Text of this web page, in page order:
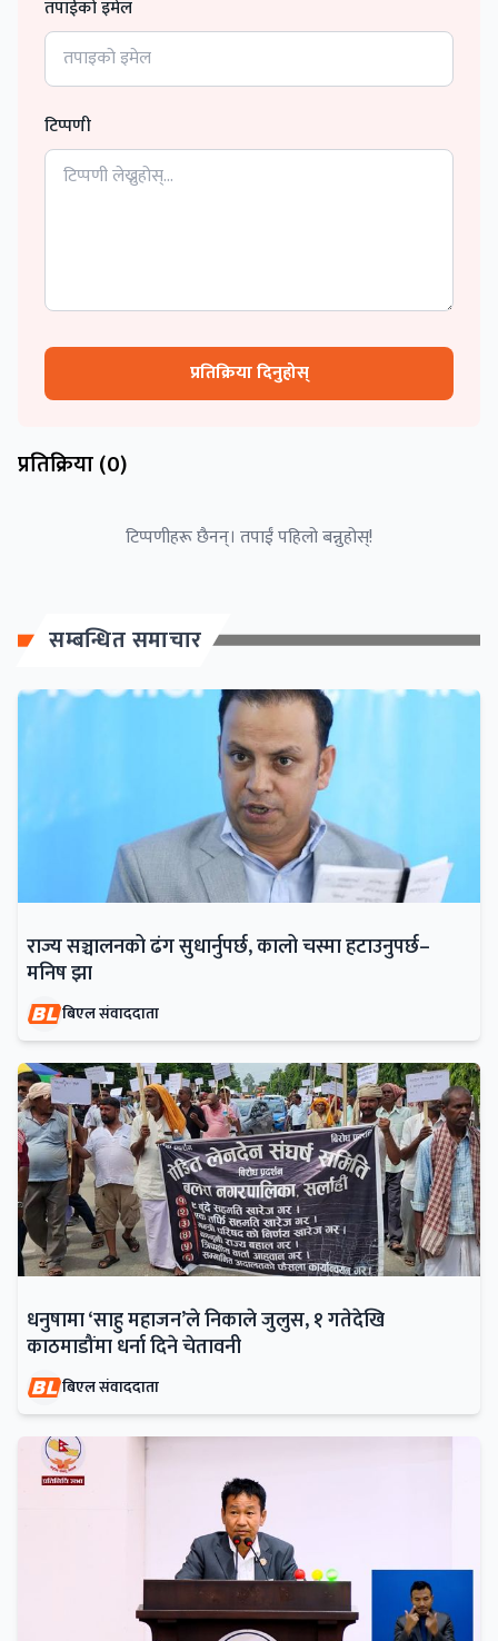
तपाईको इमेल
टिप्पणी
प्रतिक्रिया दिनुहोस्
प्रतिक्रिया (0)
टिप्पणीहरू छैनन्। तपाईं पहिलो बन्नुहोस्!
सम्बन्धित समाचार
राज्य सञ्चालनको ढंग सुधार्नुपर्छ, कालो चस्मा हटाउनुपर्छ–
मनिष झा
बिएल संवाददाता
धनुषामा ‘साहु महाजन’ले निकाले जुलुस, १ गतेदेखि
काठमाडौंमा धर्ना दिने चेतावनी
बिएल संवाददाता